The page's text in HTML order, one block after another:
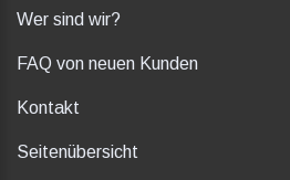
Wer sind wir?
FAQ von neuen Kunden
Kontakt
Seitenübersicht